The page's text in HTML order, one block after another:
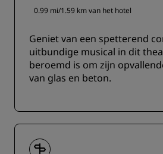
0.99 mi/1.59 km van het hotel
Geniet van een spetterend
uitbundige musical in dit
beroemd is om zijn
van glas en beton.